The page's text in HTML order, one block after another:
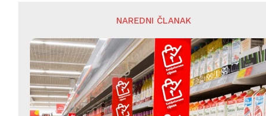
NAREDNI ČLANAK